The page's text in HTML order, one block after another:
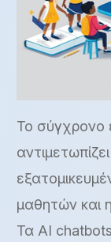
Το σύγχρονο
μαθητών και
Τα AI